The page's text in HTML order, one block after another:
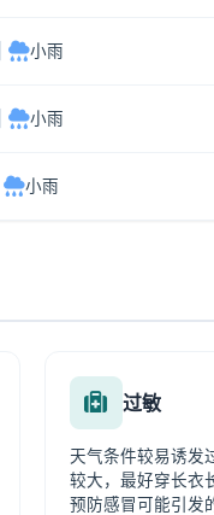
小雨
小雨
小雨
过敏
天气条件较易诱发
较大，最好穿长衣
预防感冒可能引发